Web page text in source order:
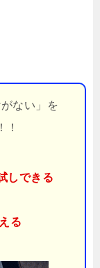
ない」を
！
しできる
る